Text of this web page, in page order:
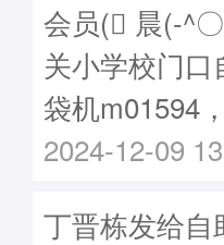
会员( 晨(-^
关小学校门口
袋机m01594
2024-12-09
丁晋栋发给